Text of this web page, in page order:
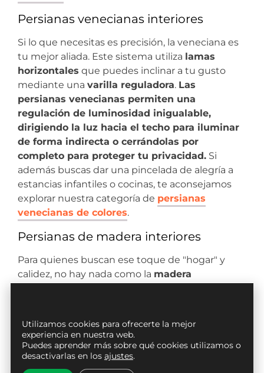
Persianas venecianas interiores
Si lo que necesitas es precisión, la veneciana es
tu mejor aliada. Este sistema utiliza lamas
horizontales que puedes inclinar a tu gusto
mediante una varilla reguladora. Las
persianas venecianas permiten una
regulación de luminosidad inigualable,
dirigiendo la luz hacia el techo para iluminar
de forma indirecta o cerrándolas por
completo para proteger tu privacidad. Si
además buscas dar una pincelada de alegría a
estancias infantiles o cocinas, te aconsejamos
explorar nuestra categoría de persianas
venecianas de colores.
Persianas de madera interiores
Para quienes buscan ese toque de "hogar" y
calidez, no hay nada como la madera
el aislamiento natural de la estancia gracias a
la baja transmitancia térmica de este
material.En Mosquiteras 24h cuidamos que
Utilizamos cookies para ofrecerte la mejor
experiencia en nuestra web.
Puedes aprender más sobre qué cookies utilizamos o
desactivarlas en los ajustes.